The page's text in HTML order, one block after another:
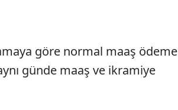
göre normal maaş ödeme
günde maaş ve ikramiye